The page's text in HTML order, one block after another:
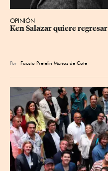
OPINIÓN
Ken Salazar quiere regresar
Por Fausto Pretelin Muñoz de Cote